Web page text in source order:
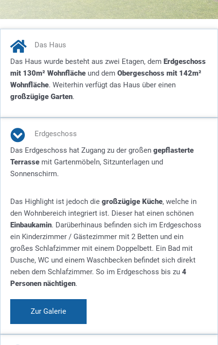
Das Haus
Das Haus wurde besteht aus zwei Etagen, dem Erdgeschoss
mit 130m² Wohnfläche und dem Obergeschoss mit 142m²
Wohnfläche. Weiterhin verfügt das Haus über einen
großzügige Garten.
Erdgeschoss
Das Erdgeschoss hat Zugang zu der großen gepflasterte
Terrasse mit Gartenmöbeln, Sitzunterlagen und
Sonnenschirm.
Das Highlight ist jedoch die großzügige Küche, welche in
den Wohnbereich integriert ist. Dieser hat einen schönen
Einbaukamin. Darüberhinaus befinden sich im Erdgeschoss
ein Kinderzimmer / Gästezimmer mit 2 Betten und ein
großes Schlafzimmer mit einem Doppelbett. Ein Bad mit
Dusche, WC und einem Waschbecken befindet sich direkt
neben dem Schlafzimmer. So im Erdgeschoss bis zu 4
Personen nächtigen.
Zur Galerie